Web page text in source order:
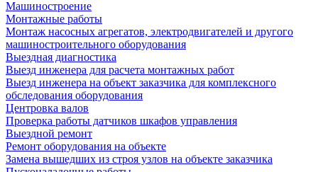
Машиностроение
Монтажные работы
Монтаж насосных агрегатов, электродвигателей и другого
машиностроительного оборудования
Выездная диагностика
Выезд инженера для расчета монтажных работ
Выезд инженера на объект заказчика для комплексного
обследования оборудования
Центровка валов
Проверка работы датчиков шкафов управления
Выездной ремонт
Ремонт оборудования на объекте
Замена вышедших из строя узлов на объекте заказчика